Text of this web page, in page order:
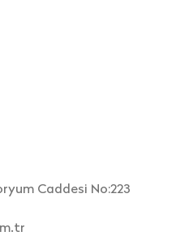
Caddesi No:223